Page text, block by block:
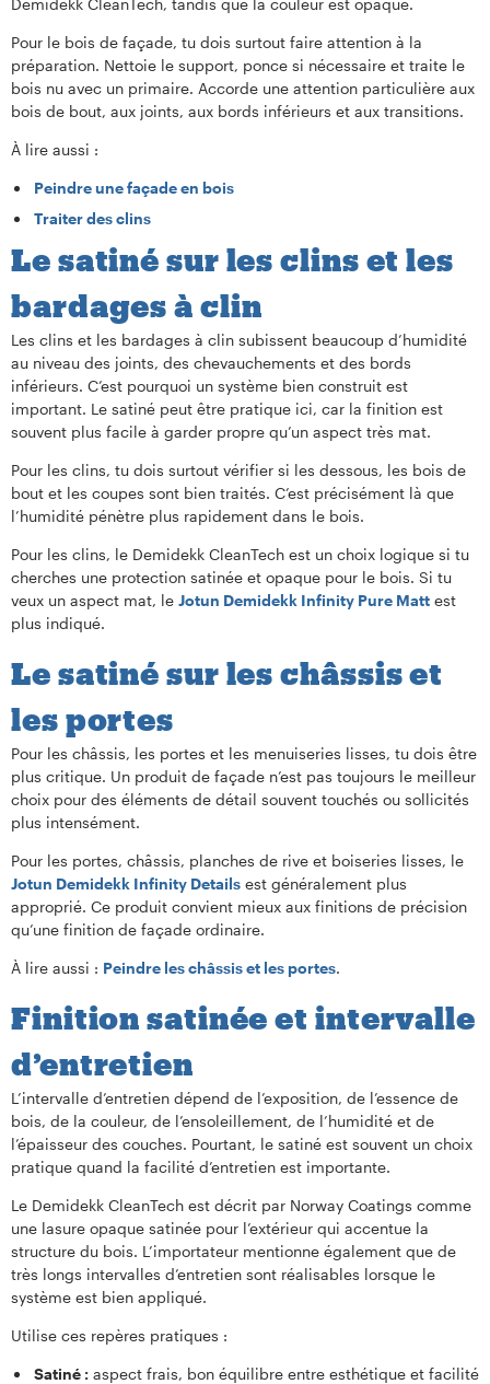
Demidekk CleanTech, tandis que la couleur est opaque.
Pour le bois de façade, tu dois surtout faire attention à la
préparation. Nettoie le support, ponce si nécessaire et traite le
bois nu avec un primaire. Accorde une attention particulière aux
bois de bout, aux joints, aux bords inférieurs et aux transitions.
À lire aussi :
Peindre une façade en bois
Traiter des clins
Le satiné sur les clins et les
bardages à clin
Les clins et les bardages à clin subissent beaucoup d’humidité
au niveau des joints, des chevauchements et des bords
inférieurs. C’est pourquoi un système bien construit est
important. Le satiné peut être pratique ici, car la finition est
souvent plus facile à garder propre qu’un aspect très mat.
Pour les clins, tu dois surtout vérifier si les dessous, les bois de
bout et les coupes sont bien traités. C’est précisément là que
l’humidité pénètre plus rapidement dans le bois.
Pour les clins, le Demidekk CleanTech est un choix logique si tu
cherches une protection satinée et opaque pour le bois. Si tu
veux un aspect mat, le Jotun Demidekk Infinity Pure Matt est
plus indiqué.
Le satiné sur les châssis et
les portes
Pour les châssis, les portes et les menuiseries lisses, tu dois être
plus critique. Un produit de façade n’est pas toujours le meilleur
choix pour des éléments de détail souvent touchés ou sollicités
plus intensément.
Pour les portes, châssis, planches de rive et boiseries lisses, le
Jotun Demidekk Infinity Details est généralement plus
approprié. Ce produit convient mieux aux finitions de précision
qu’une finition de façade ordinaire.
À lire aussi : Peindre les châssis et les portes.
Finition satinée et intervalle
d’entretien
L’intervalle d’entretien dépend de l’exposition, de l’essence de
bois, de la couleur, de l’ensoleillement, de l’humidité et de
l’épaisseur des couches. Pourtant, le satiné est souvent un choix
pratique quand la facilité d’entretien est importante.
Le Demidekk CleanTech est décrit par Norway Coatings comme
une lasure opaque satinée pour l’extérieur qui accentue la
structure du bois. L’importateur mentionne également que de
très longs intervalles d’entretien sont réalisables lorsque le
système est bien appliqué.
Utilise ces repères pratiques :
Satiné :aspect frais, bon équilibre entre esthétique et facilité